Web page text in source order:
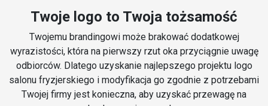
Twoje logo to Twoja tożsamość
Twojemu brandingowi może brakować dodatkowej
wyrazistości, która na pierwszy rzut oka przyciągnie uwagę
odbiorców. Dlatego uzyskanie najlepszego projektu logo
salonu fryzjerskiego i modyfikacja go zgodnie z potrzebami
Twojej firmy jest konieczna, aby uzyskać przewagę na